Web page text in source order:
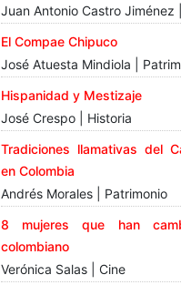
Juan Antonio Castro Jiménez
El Compae Chipuco
José Atuesta Mindiola |
Hispanidad y Mestizaje
José Crespo | Historia
Tradiciones llamativas del
en Colombia
Andrés Morales | Patrimonio
8 mujeres que han
colombiano
Verónica Salas | Cine